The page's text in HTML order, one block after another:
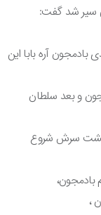
شد گفت:
آره بابا این
و بعد سلطان
سرش شروع